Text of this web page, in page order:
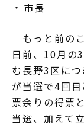
市長
もっと前の
日前、10月の
む長野3区に
が当選で4回
票余りの得票
当選、加えて